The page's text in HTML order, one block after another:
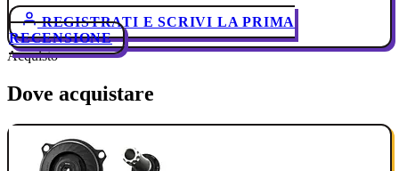
REGISTRATI E SCRIVI LA PRIMA
RECENSIONE
Acquisto
Dove acquistare